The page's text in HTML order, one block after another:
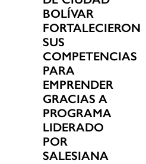
BOLÍVAR
FORTALECIERON
SUS
COMPETENCIAS
PARA
EMPRENDER
GRACIAS A
PROGRAMA
LIDERADO
POR
SALESIANA